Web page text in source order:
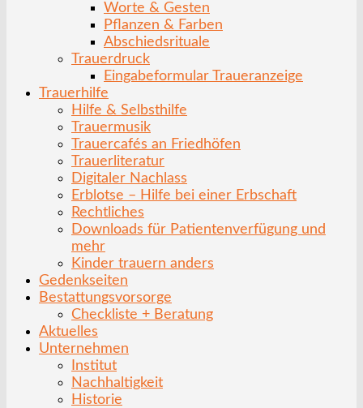
Worte & Gesten
Pflanzen & Farben
Abschiedsrituale
Trauerdruck
Eingabeformular Traueranzeige
Trauerhilfe
Hilfe & Selbsthilfe
Trauermusik
Trauercafés an Friedhöfen
Trauerliteratur
Digitaler Nachlass
Erblotse – Hilfe bei einer Erbschaft
Rechtliches
Downloads für Patientenverfügung und
mehr
Kinder trauern anders
Gedenkseiten
Bestattungsvorsorge
Checkliste + Beratung
Aktuelles
Unternehmen
Institut
Nachhaltigkeit
Historie